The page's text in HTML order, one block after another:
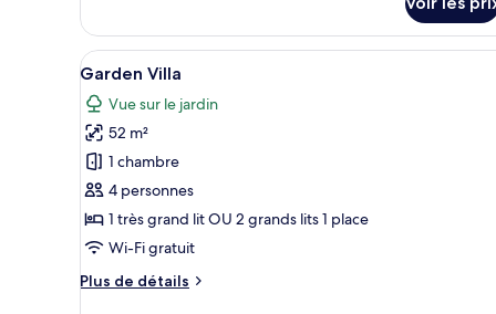
de
chambre
Chambre
Afficher
toutes
les
photos
pour
ce
type
de
chambre :
Garden
Une chambre d’hôtel avec
8
Garden Villa
Vue sur le jardin
52 m²
1 chambre
4 personnes
1 très grand lit OU 2 grands lits 1 place
Wi-Fi gratuit
Plus de détails
Plus